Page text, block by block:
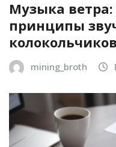
Музыка ветра:
принципы
колокольчиков
mining_broth